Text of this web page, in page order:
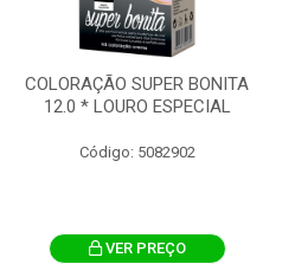
COLORAÇÃO SUPER BONITA
12.0 * LOURO ESPECIAL
Código: 5082902
VER PREÇO